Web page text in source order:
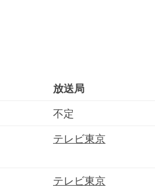
放送局
不定
テレビ東京
テレビ東京